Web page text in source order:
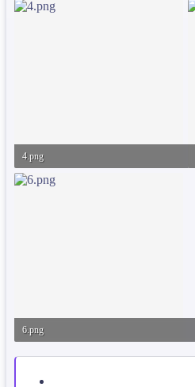
132.9 KB · Görüntüleme: 37
4.png
68.9 KB · Görüntüleme: 31
6.png
46.3 KB · Görüntüleme: 41